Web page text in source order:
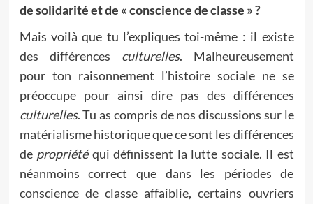
de solidarité et de « conscience de classe » ?
Mais voilà que tu l’expliques toi-même : il existe
des différences culturelles. Malheureusement
pour ton raisonnement l’histoire sociale ne se
préoccupe pour ainsi dire pas des différences
culturelles. Tu as compris de nos discussions sur le
matérialisme historique que ce sont les différences
de propriétéqui définissent la lutte sociale. Il est
néanmoins correct que dans les périodes de
conscience de classe affaiblie, certains ouvriers